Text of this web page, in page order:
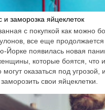
и заморозка яйцеклеток
с покупкой как можно
все еще
Йорке появилась новая
которые боятся, что
могут оказаться под угрозой,
свои яйцеклетки.